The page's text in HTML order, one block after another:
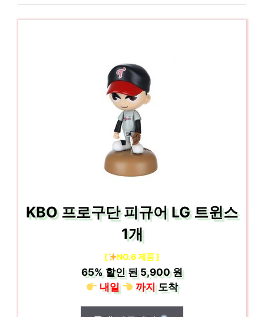
KBO 프로구단 피규어 LG 트윈스
1개
[ NO.6 제품 ]
65%할인 된5,900 원
내일
까지도착